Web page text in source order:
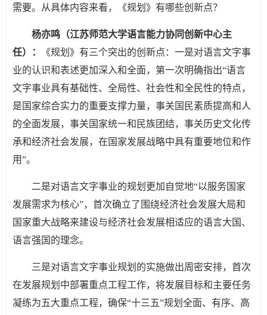
需要。从具体内容来看，《规划》有哪些创新点？
杨亦鸣（江苏师范大学语言能力协同创新中心主
任）：
《规划》有三个突出的创新点：一是对语言文字事
业的认识和表述更加深入和全面，第一次明确指出“语言
文字事业具有基础性、全局性、社会性和全民性的特点，
是国家综合实力的重要支撑力量，事关国民素质提高和人
的全面发展，事关国家统一和民族团结，事关历史文化传
承和经济社会发展，在国家发展战略中具有重要地位和作
用”。
二是对语言文字事业的规划更加自觉地“以服务国家
发展需求为核心”，首次确立了围绕经济社会发展大局和
国家重大战略来建设与经济社会发展相适应的语言大国、
语言强国的理念。
三是对语言文字事业规划的实施做出周密安排，首次
在发展规划中部署重点工程工作，将发展目标和主要任务
凝练为五大重点工程，确保“十三五”规划全面、有序、高